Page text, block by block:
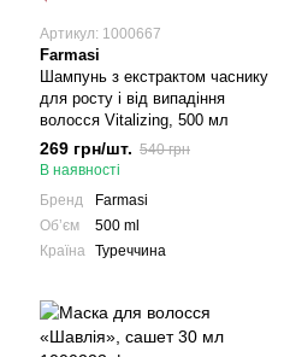
Артикул: 1000667
Farmasi
Шампунь з екстрактом часнику
для росту і від випадіння
волосся Vitalizing, 500 мл
269 грн/шт. 540 грн
В наявності
Бренд
Farmasi
Обʼєм
500 ml
Країна
Туреччина